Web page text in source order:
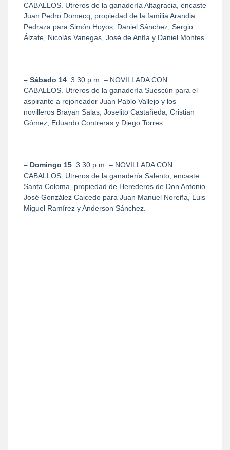
CABALLOS. Utreros de la ganadería Altagracia, encaste
Juan Pedro Domecq, propiedad de la familia Arandia
Pedraza para Simón Hoyos, Daniel Sánchez, Sergio
Álzate, Nicolás Vanegas, José de Antía y Daniel Montes.
– Sábado 14: 3:30 p.m. – NOVILLADA CON
CABALLOS. Utreros de la ganadería Suescún para el
aspirante a rejoneador Juan Pablo Vallejo y los
novilleros Brayan Salas, Joselito Castañeda, Cristian
Gómez, Eduardo Contreras y Diego Torres.
– Domingo 15: 3:30 p.m. – NOVILLADA CON
CABALLOS. Utreros de la ganadería Salento, encaste
Santa Coloma, propiedad de Herederos de Don Antonio
José González Caicedo para Juan Manuel Noreña, Luis
Miguel Ramírez y Anderson Sánchez.